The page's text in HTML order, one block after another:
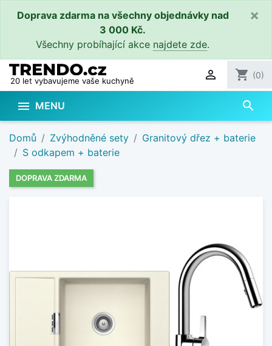
Doprava zdarma na všechny objednávky nad
3 000 Kč.
Všechny probíhající akce najdete zde.
×
20 let vybavujeme vaše kuchyně  shopping_cart (0)
 MENU search
Domů Zvýhodněné sety
Granitový dřez + baterie
S odkapem + baterie
DOPRAVA ZDARMA